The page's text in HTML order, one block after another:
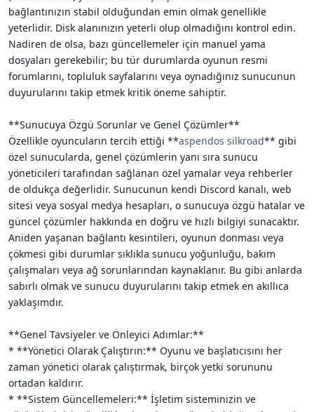
bağlantınızın stabil olduğundan emin olmak genellikle
yeterlidir. Disk alanınızın yeterli olup olmadığını kontrol edin.
Nadiren de olsa, bazı güncellemeler için manuel yama
dosyaları gerekebilir; bu tür durumlarda oyunun resmi
forumlarını, topluluk sayfalarını veya oynadığınız sunucunun
duyurularını takip etmek kritik öneme sahiptir.
**Sunucuya Özgü Sorunlar ve Genel Çözümler**
Özellikle oyuncuların tercih ettiği **aspendos silkroad** gibi
özel sunucularda, genel çözümlerin yanı sıra sunucu
yöneticileri tarafından sağlanan özel yamalar veya rehberler
de oldukça değerlidir. Sunucunun kendi Discord kanalı, web
sitesi veya sosyal medya hesapları, o sunucuya özgü hatalar ve
güncel çözümler hakkında en doğru ve hızlı bilgiyi sunacaktır.
Aniden yaşanan bağlantı kesintileri, oyunun donması veya
çökmesi gibi durumlar sıklıkla sunucu yoğunluğu, bakım
çalışmaları veya ağ sorunlarından kaynaklanır. Bu gibi anlarda
sabırlı olmak ve sunucu duyurularını takip etmek en akıllıca
yaklaşımdır.
**Genel Tavsiyeler ve Önleyici Adımlar:**
* **Yönetici Olarak Çalıştırın:** Oyunu ve başlatıcısını her
zaman yönetici olarak çalıştırmak, birçok yetki sorununu
ortadan kaldırır.
* **Sistem Güncellemeleri:** İşletim sisteminizin ve